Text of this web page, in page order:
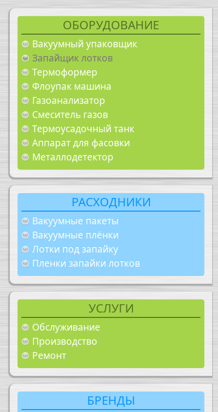
ОБОРУДОВАНИЕ
Вакуумный упаковщик
Запайщик лотков
Термоформер
Флоупак машина
Газоанализатор
Смеситель газов
Термоусадочный танк
Аппарат для фасовки
Металлодетектор
РАСХОДНИКИ
Вакуумные пакеты
Вакуумные плёнки
Лотки под запайку
Пленки запайки лотков
УСЛУГИ
Обслуживание
Производство
Ремонт
БРЕНДЫ